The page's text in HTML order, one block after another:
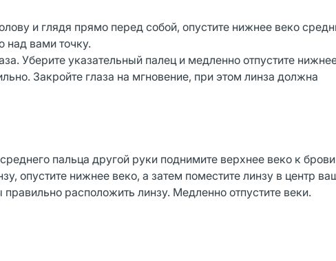
и глядя прямо перед собой, опустите нижнее веко
над вами точку.
Уберите указательный палец и медленно отпустите
Закройте глаза на мгновение, при этом линза должна
пальца другой руки поднимите верхнее веко к
опустите нижнее веко, а затем поместите линзу в центр
расположить линзу. Медленно отпустите веки.